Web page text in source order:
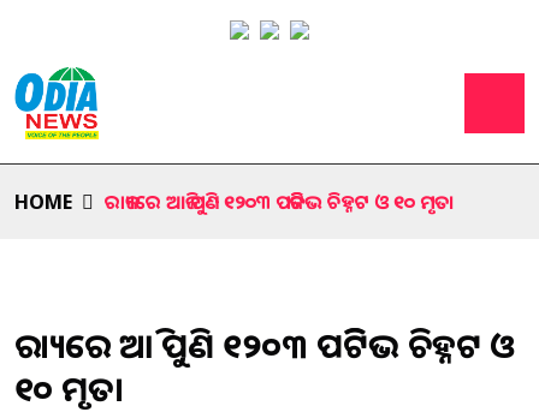
HOME ରାଜ୍ୟରେ ଆଜି ପୁଣି ୧୨୦୩ ପଜିଟିଭ ଚିହ୍ନଟ ଓ ୧୦ ମୃତ।
ରାଜ୍ୟରେ ଆଜି ପୁଣି ୧୨୦୩ ପଜିଟିଭ ଚିହ୍ନଟ ଓ
୧୦ ମୃତ।